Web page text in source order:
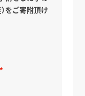
をご寄附頂け